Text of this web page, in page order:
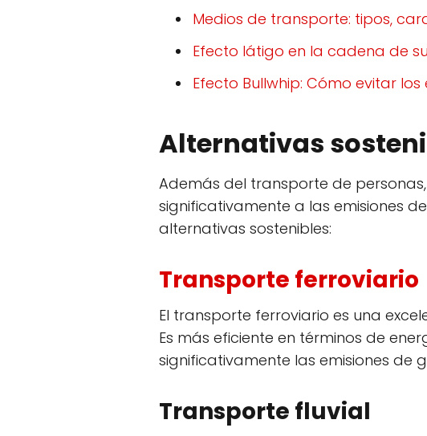
Medios de transporte: tipos,
Efecto látigo en la cadena de
Efecto Bullwhip: Cómo evitar
Alternativas
Además del transporte de
significativamente a las emisiones
alternativas sostenibles:
Transporte ferroviario
El transporte ferroviario es una
Es más eficiente en términos de
significativamente las emisiones de
Transporte fluvial